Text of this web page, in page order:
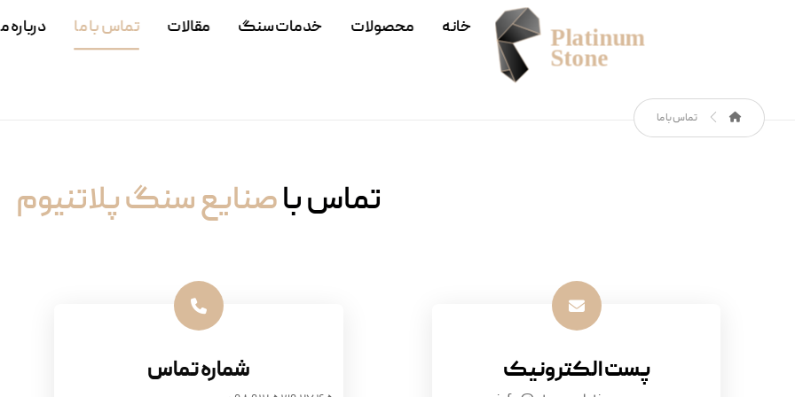
خانه محصولات خدمات سنگ مقالات تماس با ما درباره
تماس با ما
تماس باصنایع سنگ پلاتنیوم
پست الکترونیک شماره تماس